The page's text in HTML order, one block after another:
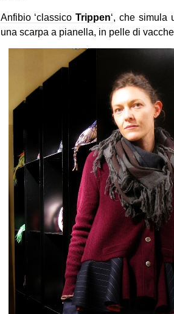
Anfibio ‘classicoTrippen‘, che simula
una scarpa a pianella, in pelle di